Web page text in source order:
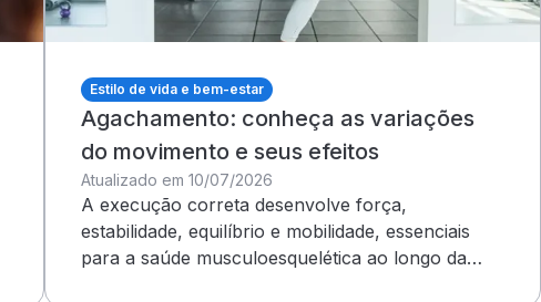
Estilo de vida e bem-estar
Agachamento: conheça as variações
do movimento e seus efeitos
Atualizado em 10/07/2026
A execução correta desenvolve força,
estabilidade, equilíbrio e mobilidade, essenciais
para a saúde musculoesquelética ao longo da